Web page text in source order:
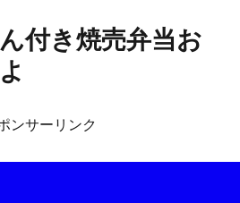
付き焼売弁当お
ンサーリンク